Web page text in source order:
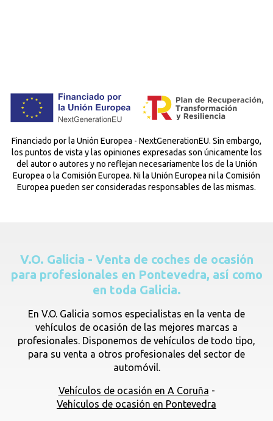
Financiado por la Unión Europea - NextGenerationEU. Sin embargo,
los puntos de vista y las opiniones expresadas son únicamente los
del autor o autores y no reflejan necesariamente los de la Unión
Europea o la Comisión Europea. Ni la Unión Europea ni la Comisión
Europea pueden ser consideradas responsables de las mismas.
V.O. Galicia - Venta de coches de ocasión
para profesionales en Pontevedra, así como
en toda Galicia.
En V.O. Galicia somos especialistas en la venta de
vehículos de ocasión de las mejores marcas a
profesionales. Disponemos de vehículos de todo tipo,
para su venta a otros profesionales del sector de
automóvil.
Vehículos de ocasión en A Coruña -
Vehículos de ocasión en Pontevedra